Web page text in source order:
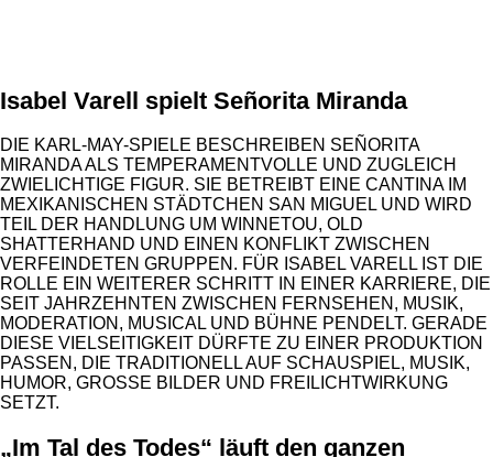
Isabel Varell spielt Señorita Miranda
DIE KARL-MAY-SPIELE BESCHREIBEN SEÑORITA
MIRANDA ALS TEMPERAMENTVOLLE UND ZUGLEICH
ZWIELICHTIGE FIGUR. SIE BETREIBT EINE CANTINA IM
MEXIKANISCHEN STÄDTCHEN SAN MIGUEL UND WIRD
TEIL DER HANDLUNG UM WINNETOU, OLD
SHATTERHAND UND EINEN KONFLIKT ZWISCHEN
VERFEINDETEN GRUPPEN. FÜR ISABEL VARELL IST DIE
ROLLE EIN WEITERER SCHRITT IN EINER KARRIERE, DIE
SEIT JAHRZEHNTEN ZWISCHEN FERNSEHEN, MUSIK,
MODERATION, MUSICAL UND BÜHNE PENDELT. GERADE
DIESE VIELSEITIGKEIT DÜRFTE ZU EINER PRODUKTION
PASSEN, DIE TRADITIONELL AUF SCHAUSPIEL, MUSIK,
HUMOR, GROSSE BILDER UND FREILICHTWIRKUNG S
ETZT.
„Im Tal des Todes“ läuft den ganzen